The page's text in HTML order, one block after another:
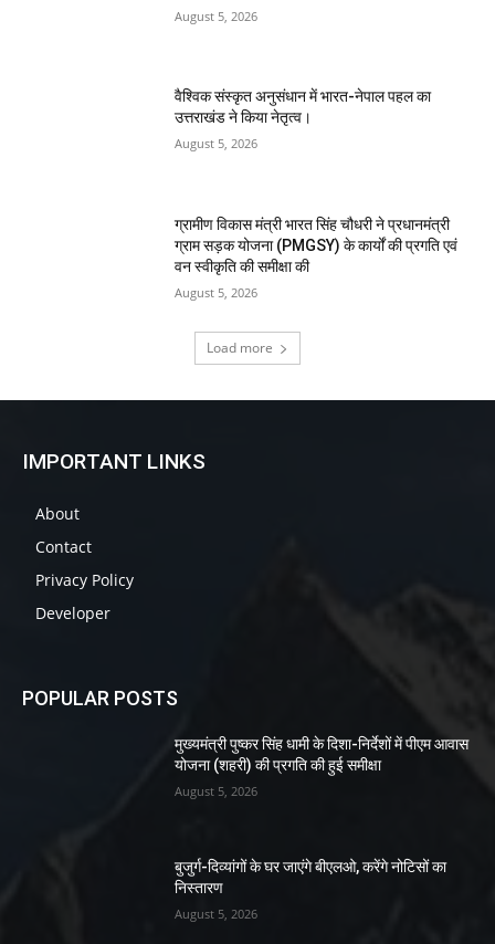
August 5, 2026
वैश्विक संस्कृत अनुसंधान में भारत-नेपाल पहल का
उत्तराखंड ने किया नेतृत्व।
August 5, 2026
ग्रामीण विकास मंत्री भारत सिंह चौधरी ने प्रधानमंत्री
ग्राम सड़क योजना (PMGSY) के कार्यों की प्रगति एवं
वन स्वीकृति की समीक्षा की
August 5, 2026
Load more
IMPORTANT LINKS
About
Contact
Privacy Policy
Developer
POPULAR POSTS
मुख्यमंत्री पुष्कर सिंह धामी के दिशा-निर्देशों में पीएम आवास
योजना (शहरी) की प्रगति की हुई समीक्षा
August 5, 2026
बुजुर्ग-दिव्यांगों के घर जाएंगे बीएलओ, करेंगे नोटिसों का
निस्तारण
August 5, 2026